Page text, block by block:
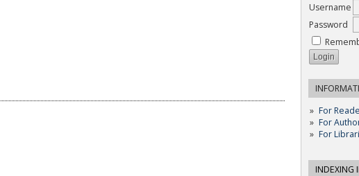
Username
Password
For
For
For
INDEXING